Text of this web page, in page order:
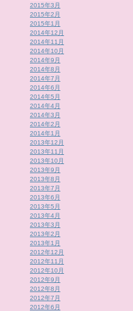
2015年3月
2015年2月
2015年1月
2014年12月
2014年11月
2014年10月
2014年9月
2014年8月
2014年7月
2014年6月
2014年5月
2014年4月
2014年3月
2014年2月
2014年1月
2013年12月
2013年11月
2013年10月
2013年9月
2013年8月
2013年7月
2013年6月
2013年5月
2013年4月
2013年3月
2013年2月
2013年1月
2012年12月
2012年11月
2012年10月
2012年9月
2012年8月
2012年7月
2012年6月